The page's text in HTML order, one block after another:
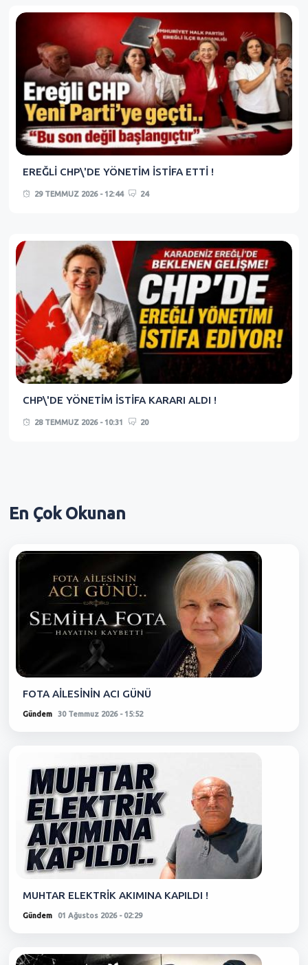
EREĞLİ CHP\'DE YÖNETİM İSTİFA ETTİ !
29 TEMMUZ 2026 - 12:44 24
CHP\'DE YÖNETİM İSTİFA KARARI ALDI !
28 TEMMUZ 2026 - 10:31 20
En ÇokOkunan
FOTA AİLESİNİN ACI GÜNÜ
Gündem 30 Temmuz 2026 - 15:52
MUHTAR ELEKTRİK AKIMINA KAPILDI !
Gündem 01 Ağustos 2026 - 02:29